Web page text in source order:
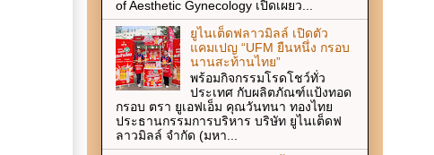
of Aesthetic Gynecology เปิดเผยว...
ยูไนเต็ดฟลาวมิลล์ เปิดตัว
แคมเปญ “UFM ยืนหนึ่ง กรอบ
นานสะท้านไทย”
พร้อมกิจกรรมโรดโชว์ทั่ว
ประเทศ กับผลิตภัณฑ์แป้งทอด
กรอบ ตรา ยูเอฟเอ็ม คุณวันทนา ทองไทย
ประธานกรรมการบริหาร บริษัท ยูไนเต็ดฟ
ลาวมิลล์ จำกัด (มหา...